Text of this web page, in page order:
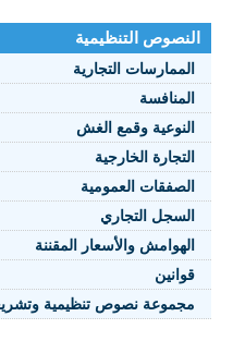
النصوص التنظيمية
الممارسات التجارية
المنافسة
النوعية وقمع الغش
التجارة الخارجية
الصفقات العمومية
السجل التجاري
الهوامش والأسعار المقننة
قوانين
مجموعة نصوص تنظيمية